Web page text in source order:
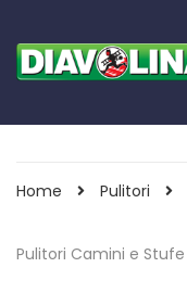
Home Pulitori
Pulitori Camini e Stufe